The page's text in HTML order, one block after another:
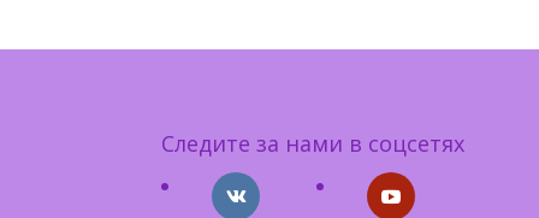
Следите за нами в соцсетях